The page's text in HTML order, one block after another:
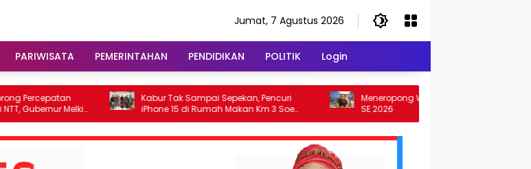
Jumat, 7 Agustus 2026
PARIWISATA PEMERINTAHAN PENDIDIKAN POLITIK Login
Melki
Kabur Tak Sampai Sepekan, Pencuri
iPhone 15 di Rumah Makan Km 3 Soe
Dibekuk Tim URC Resmob Polres TTS
Meneropong Wajah Ekonomi NTT Lewat
SE 2026